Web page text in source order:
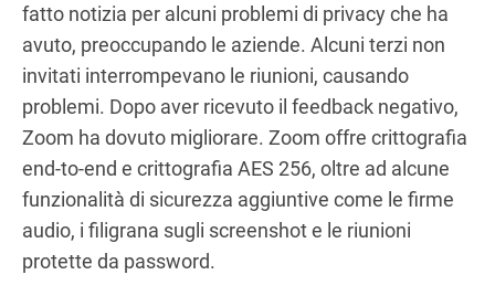
fatto notizia per alcuni problemi di privacy che ha
avuto, preoccupando le aziende. Alcuni terzi non
invitati interrompevano le riunioni, causando
problemi. Dopo aver ricevuto il feedback negativo,
Zoom ha dovuto migliorare. Zoom offre crittografia
end-to-end e crittografia AES 256, oltre ad alcune
funzionalità di sicurezza aggiuntive come le firme
audio, i filigrana sugli screenshot e le riunioni
protette da password.